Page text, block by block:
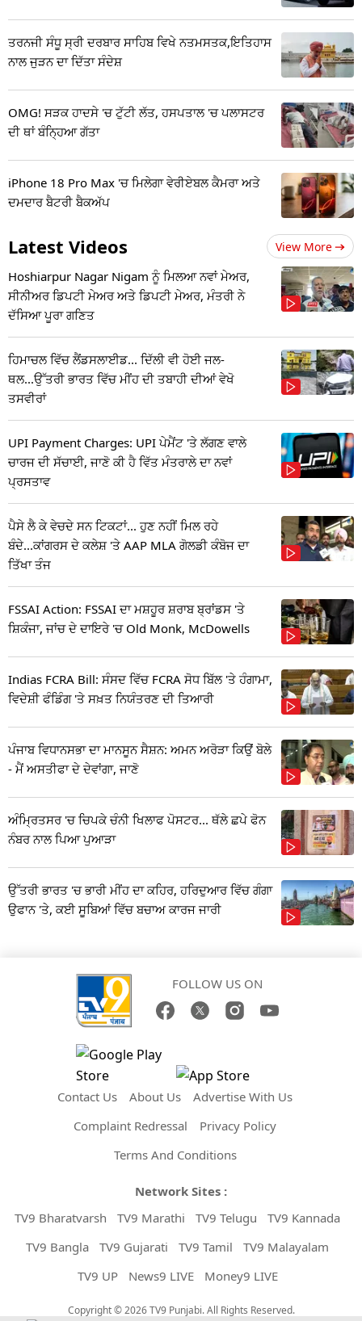
ਤਰਨਜੀ ਸੰਧੂ ਸ੍ਰੀ ਦਰਬਾਰ ਸਾਹਿਬ ਵਿਖੇ ਨਤਮਸਤਕ,ਇਤਿਹਾਸ
ਨਾਲ ਜੁੜਨ ਦਾ ਦਿੱਤਾ ਸੰਦੇਸ਼
OMG! ਸੜਕ ਹਾਦਸੇ 'ਚ ਟੁੱਟੀ ਲੱਤ, ਹਸਪਤਾਲ 'ਚ ਪਲਾਸਟਰ
ਦੀ ਥਾਂ ਬੰਨ੍ਹਿਆ ਗੱਤਾ
iPhone 18 Pro Max 'ਚ ਮਿਲੇਗਾ ਵੇਰੀਏਬਲ ਕੈਮਰਾ ਅਤੇ
ਦਮਦਾਰ ਬੈਟਰੀ ਬੈਕਅੱਪ
Latest Videos View More
Hoshiarpur Nagar Nigam ਨੂੰ ਮਿਲਆ ਨਵਾਂ ਮੇਅਰ,
ਸੀਨੀਅਰ ਡਿਪਟੀ ਮੇਅਰ ਅਤੇ ਡਿਪਟੀ ਮੇਅਰ, ਮੰਤਰੀ ਨੇ
ਦੱਸਿਆ ਪੂਰਾ ਗਣਿਤ
ਹਿਮਾਚਲ ਵਿੱਚ ਲੈਂਡਸਲਾਈਡ... ਦਿੱਲੀ ਵੀ ਹੋਈ ਜਲ-
ਥਲ...ਉੱਤਰੀ ਭਾਰਤ ਵਿੱਚ ਮੀਂਹ ਦੀ ਤਬਾਹੀ ਦੀਆਂ ਵੇਖੋ
ਤਸਵੀਰਾਂ
UPI Payment Charges: UPI ਪੇਮੈਂਟ 'ਤੇ ਲੱਗਣ ਵਾਲੇ
ਚਾਰਜ ਦੀ ਸੱਚਾਈ, ਜਾਣੋ ਕੀ ਹੈ ਵਿੱਤ ਮੰਤਰਾਲੇ ਦਾ ਨਵਾਂ
ਪ੍ਰਸਤਾਵ
ਪੈਸੇ ਲੈ ਕੇ ਵੇਚਦੇ ਸਨ ਟਿਕਟਾਂ... ਹੁਣ ਨਹੀਂ ਮਿਲ ਰਹੇ
ਬੰਦੇ...ਕਾਂਗਰਸ ਦੇ ਕਲੇਸ਼ 'ਤੇ AAP MLA ਗੋਲਡੀ ਕੰਬੋਜ ਦਾ
ਤਿੱਖਾ ਤੰਜ
FSSAI Action: FSSAI ਦਾ ਮਸ਼ਹੂਰ ਸ਼ਰਾਬ ਬ੍ਰਾਂਡਸ 'ਤੇ
ਸ਼ਿਕੰਜਾ, ਜਾਂਚ ਦੇ ਦਾਇਰੇ 'ਚ Old Monk, McDowells
Indias FCRA Bill: ਸੰਸਦ ਵਿੱਚ FCRA ਸੋਧ ਬਿੱਲ 'ਤੇ ਹੰਗਾਮਾ,
ਵਿਦੇਸ਼ੀ ਫੰਡਿੰਗ 'ਤੇ ਸਖ਼ਤ ਨਿਯੰਤਰਣ ਦੀ ਤਿਆਰੀ
ਪੰਜਾਬ ਵਿਧਾਨਸਭਾ ਦਾ ਮਾਨਸੂਨ ਸੈਸ਼ਨ: ਅਮਨ ਅਰੋੜਾ ਕਿਉਂ ਬੋਲੇ
- ਮੈਂ ਅਸਤੀਫਾ ਦੇ ਦੇਵਾਂਗਾ, ਜਾਣੋ
ਅੰਮ੍ਰਿਤਸਰ 'ਚ ਚਿਪਕੇ ਚੰਨੀ ਖਿਲਾਫ ਪੋਸਟਰ... ਥੱਲੇ ਛਪੇ ਫੋਨ
ਨੰਬਰ ਨਾਲ ਪਿਆ ਪੁਆੜਾ
ਉੱਤਰੀ ਭਾਰਤ 'ਚ ਭਾਰੀ ਮੀਂਹ ਦਾ ਕਹਿਰ, ਹਰਿਦੁਆਰ ਵਿੱਚ ਗੰਗਾ
ਉਫਾਨ 'ਤੇ, ਕਈ ਸੂਬਿਆਂ ਵਿੱਚ ਬਚਾਅ ਕਾਰਜ ਜਾਰੀ
FOLLOW US ON
Contact Us About Us
Advertise With Us
Complaint Redressal
Privacy Policy
Terms And Conditions
Network Sites :
TV9 Bharatvarsh
TV9 Marathi TV9 Telugu
TV9 Kannada
TV9 Bangla
TV9 Gujarati TV9 Tamil
TV9 Malayalam
TV9 UP
News9 LIVE Money9 LIVE
Copyright © 2026 TV9 Punjabi. All Rights Reserved.